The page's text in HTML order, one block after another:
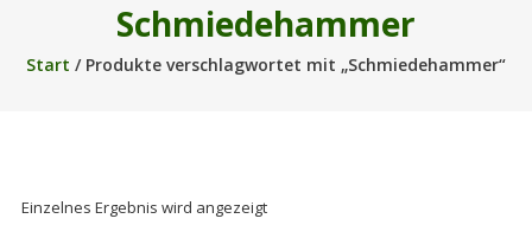
Schmiedehammer
Start / Produkte verschlagwortet mit „Schmiedehammer“
Einzelnes Ergebnis wird angezeigt